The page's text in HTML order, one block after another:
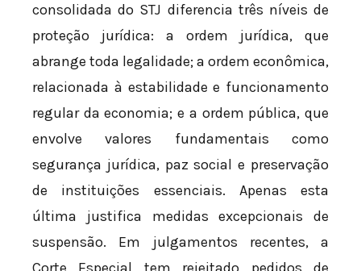
consolidada do STJ diferencia três níveis de
proteção jurídica: a ordem jurídica, que
abrange toda legalidade; a ordem econômica,
relacionada à estabilidade e funcionamento
regular da economia; e a ordem pública, que
envolve valores fundamentais como
segurança jurídica, paz social e preservação
de instituições essenciais. Apenas esta
última justifica medidas excepcionais de
suspensão. Em julgamentos recentes, a